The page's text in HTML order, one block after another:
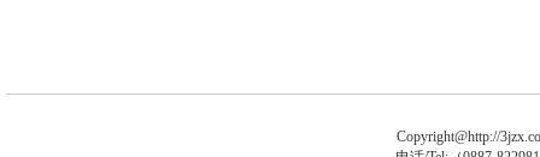
Copyright@http://